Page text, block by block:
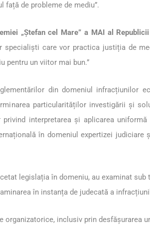
față de probleme de mediu”.
„Ștefan cel Mare” a MAI al
care vor practica justiția de
pentru un viitor mai bun.”
din domeniul infracțiunilor
particularităților investigării și
interpretarea și aplicarea
în domeniul expertizei judiciare
legislația în domeniu, au examinat
în instanța de judecată a
inclusiv prin desfășurarea